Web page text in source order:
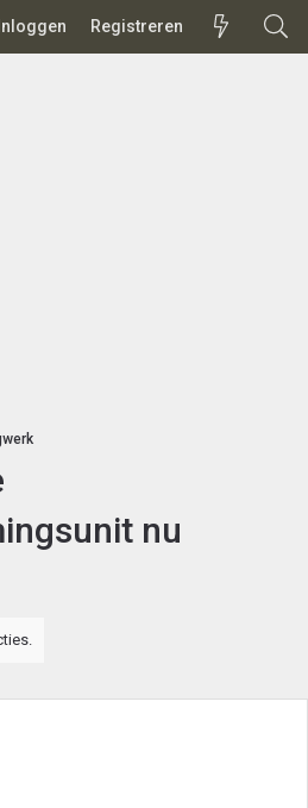
Inloggen Registreren
nu